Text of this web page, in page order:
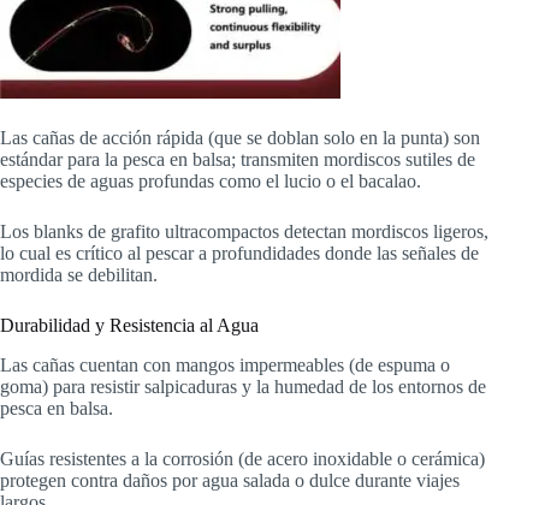
Las cañas de acción rápida (que se doblan solo en la punta) son
estándar para la pesca en balsa; transmiten mordiscos sutiles de
especies de aguas profundas como el lucio o el bacalao.
Los blanks de grafito ultracompactos detectan mordiscos ligeros,
lo cual es crítico al pescar a profundidades donde las señales de
mordida se debilitan.
Durabilidad y Resistencia al Agua
Las cañas cuentan con mangos impermeables (de espuma o
goma) para resistir salpicaduras y la humedad de los entornos de
pesca en balsa.
Guías resistentes a la corrosión (de acero inoxidable o cerámica)
protegen contra daños por agua salada o dulce durante viajes